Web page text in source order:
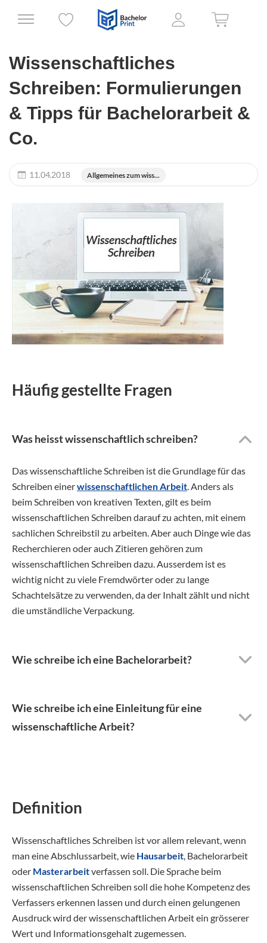
Wissenschaftliches
Schreiben: Formulierungen
& Tipps für Bachelorarbeit &
Co.
11.04.2018 Allgemeines zum wiss...
Häufig gestellte Fragen
Was heisst wissenschaftlich schreiben?
Das wissenschaftliche Schreiben ist die Grundlage für das
Schreiben einerwissenschaftlichen Arbeit. Anders als
beim Schreiben von kreativen Texten, gilt es beim
wissenschaftlichen Schreiben darauf zu achten, mit einem
sachlichen Schreibstil zu arbeiten. Aber auch Dinge wie das
Recherchieren oder auch Zitieren gehören zum
wissenschaftlichen Schreiben dazu. Ausserdem ist es
wichtig nicht zu viele Fremdwörter oder zu lange
Schachtelsätze zu verwenden, da der Inhalt zählt und nicht
die umständliche Verpackung.
Wie schreibe ich eine Bachelorarbeit?
Wie schreibe ich eine Einleitung für eine
wissenschaftliche Arbeit?
Definition
Wissenschaftliches Schreiben ist vor allem relevant, wenn
man eine Abschlussarbeit, wie Hausarbeit , Bachelorarbeit
oder Masterarbeitverfassen soll. Die Sprache beim
wissenschaftlichen Schreiben soll die hohe Kompetenz des
Verfassers erkennen lassen und durch einen gelungenen
Ausdruck wird der wissenschaftlichen Arbeit ein grösserer
Wert und Informationsgehalt zugemessen.